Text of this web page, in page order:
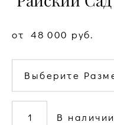
от 48 000 pуб.
Выберите
В